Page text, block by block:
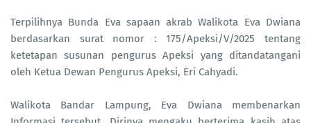
Terpilihnya Bunda Eva sapaan akrab Walikota Eva Dwiana
berdasarkan surat nomor : 175/Apeksi/V/2025 tentang
ketetapan susunan pengurus Apeksi yang ditandatangani
oleh Ketua Dewan Pengurus Apeksi, Eri Cahyadi.
Walikota Bandar Lampung, Eva Dwiana membenarkan